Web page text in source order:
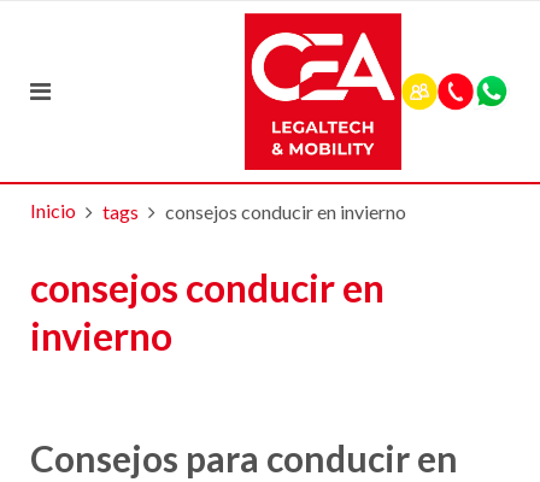
Inicio tags consejos conducir en invierno
consejos conducir en
invierno
Consejos para conducir en